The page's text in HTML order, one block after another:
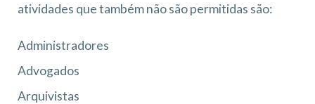
atividades que também não são permitidas são:
Administradores
Advogados
Arquivistas